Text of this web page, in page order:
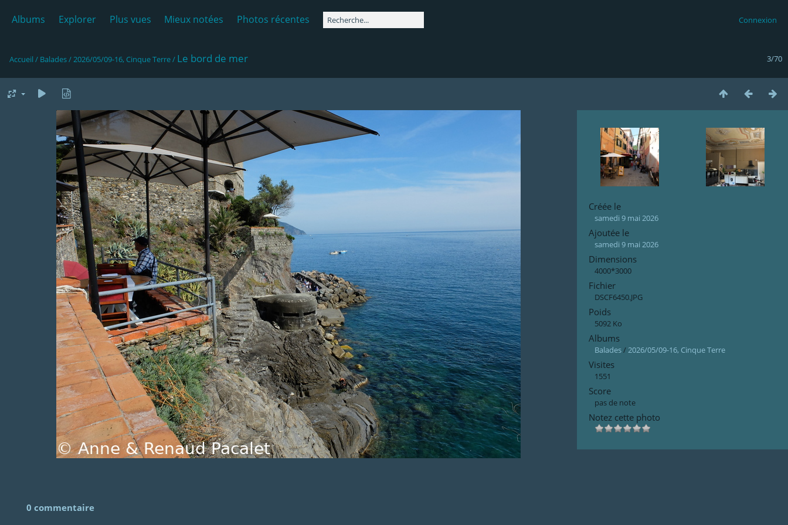
Albums Explorer Plus vues Mieux notées Photos récentes Connexion
3/70
Accueil / Balades/2026/05/09-16, Cinque Terre/ Le bord de mer
Créée le
samedi 9 mai 2026
Ajoutée le
samedi 9 mai 2026
Dimensions
4000*3000
Fichier
DSCF6450.JPG
Poids
5092 Ko
Albums
Balades/2026/05/09-16, Cinque Terre
Visites
1551
Score
pas de note
Notez cette photo
0 commentaire